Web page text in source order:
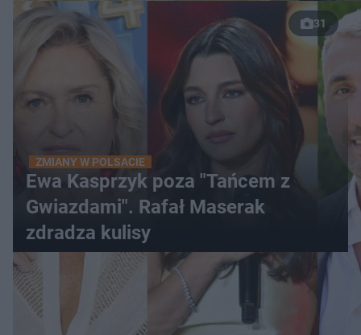
31
ZMIANY W POLSACIE
Ewa Kasprzyk poza "Tańcem z
Gwiazdami". Rafał Maserak
zdradza kulisy
WIĘCEJ